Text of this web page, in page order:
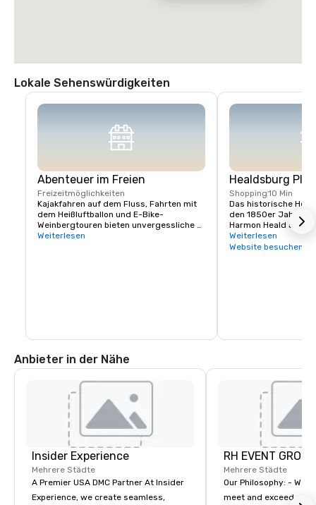
Lokale Sehenswürdigkeiten
Abenteuer im Freien
Freizeitmöglichkeiten
Kajakfahren auf dem Fluss, Fahrten mit
dem Heißluftballon und E-Bike-
Weinbergtouren bieten unvergessliche
Teambuilding- oder
Weiterlesen
Healdsburg
Shopping10 Min
Das historische
den 1850er Jahren
Harmon Heald aus
wurde, ist ein
Besucher. Hier
Weiterlesen
Website besuchen
Anbieter in der Nähe
Insider Experience
Mehrere Städte
A Premier USA DMC Partner At Insider
Experience, we create seamless,
RH EVENT
Mehrere Städte
Our Philosophy: - We consistently
meet and exceed